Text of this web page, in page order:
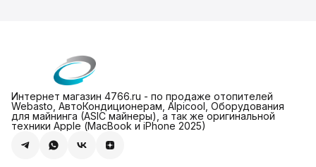
Интернет магазин 4766.ru - по продаже отопителей
Webasto, АвтоКондиционерам, Alpicool, Оборудования
для майнинга (ASIC майнеры), а так же оригинальной
техники Apple (МасBook и iPhone 2025)